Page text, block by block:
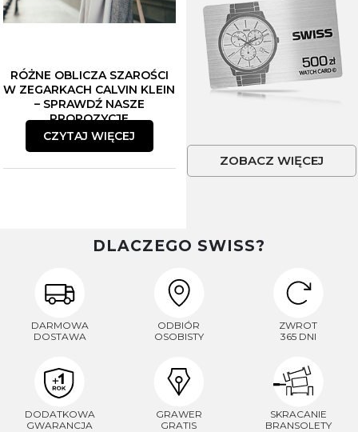
RÓŻNE OBLICZA SZAROŚCI
W ZEGARKACH CALVIN KLEIN
– SPRAWDŹ NASZE
PROPOZYCJE
CZYTAJ WIĘCEJ
ZOBACZ WIĘCEJ
DLACZEGO SWISS?
DARMOWA
DOSTAWA
ODBIÓR
OSOBISTY
ZWROT
365 DNI
DODATKOWA
GWARANCJA
GRAWER
GRATIS
SKRACANIE
BRANSOLETY